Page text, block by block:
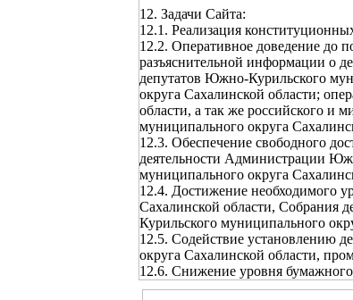
12. Задачи Сайта:
12.1. Реализация
12.2. Оперативное доведение до
разъяснительной информации о
депутатов Южно-Курильского
округа Сахалинской области;
области, а так же российского и
муниципального округа
12.3. Обеспечение свободного
деятельности Администрации
муниципального округа
12.4. Достижение необходимого
Сахалинской области, Собрания
Курильского муниципального
12.5. Содействие установлению
округа Сахалинской области,
12.6. Снижение уровня